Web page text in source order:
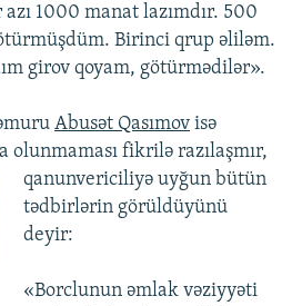
1000 manat lazımdır. 500
Birinci qrup əliləm.
girov qoyam, götürmədilər».
Abusət Qasımov isə
olunmaması fikrilə razılaşmır,
qanunvericiliyə uyğun bütün
tədbirlərin görüldüyünü
deyir:
​«Borclunun əmlak vəziyyəti